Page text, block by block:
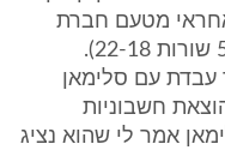
מטעם חברת
נ.ר.ש.א. לא הייתי עובד איתו" (ע' 5 שורות 22-18).
עם סלימאן
חשבוניות
אמר לי שהוא נציג